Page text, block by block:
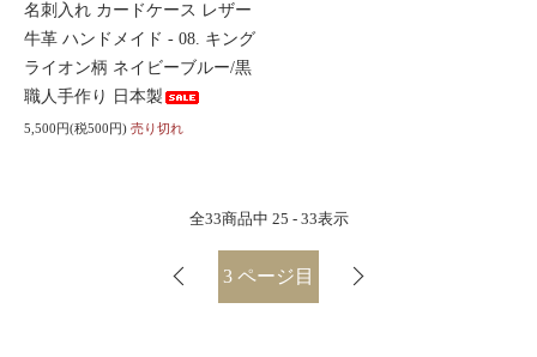
名刺入れ カードケース レザー
牛革 ハンドメイド - 08. キング
ライオン柄 ネイビーブルー/黒
職人手作り 日本製
5,500円(税500円) 売り切れ
全33商品中 25 - 33表示
3 ページ目